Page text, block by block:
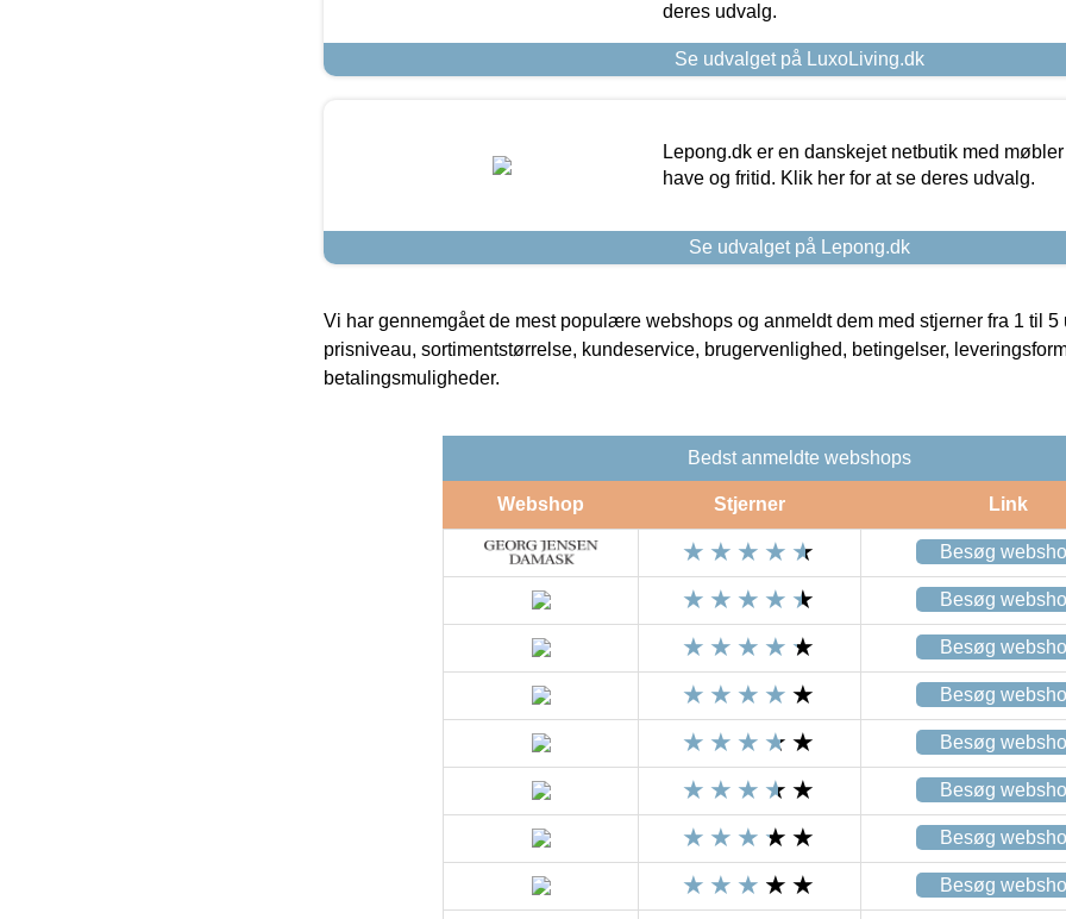
deres udvalg.
Se udvalget på LuxoLiving.dk
Lepong.dk er en danskejet netbutik med
have og fritid. Klik her for at se deres udvalg.
Se udvalget på Lepong.dk
Vi har gennemgået de mest populære webshops og anmeldt dem med stjerner fra 1 til 5
prisniveau, sortimentstørrelse, kundeservice, brugervenlighed, betingelser,
betalingsmuligheder.
Bedst anmeldte webshops
Webshop Stjerner Link
Besøg
Besøg
Besøg
Besøg
Besøg
Besøg
Besøg
Besøg